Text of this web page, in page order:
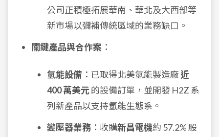
公司正積極拓展華南、華北及大西部等
新市場以彌補傳統區域的業務缺口。
關鍵產品與合作案 ：
氫能設備 ：已取得北美氫能製造廠近
400 萬美元的設備訂單，並開發 H2Z 系
列新產品以支持氫能生態系。
變壓器業務 ：收購新昌電機約 57.2% 股